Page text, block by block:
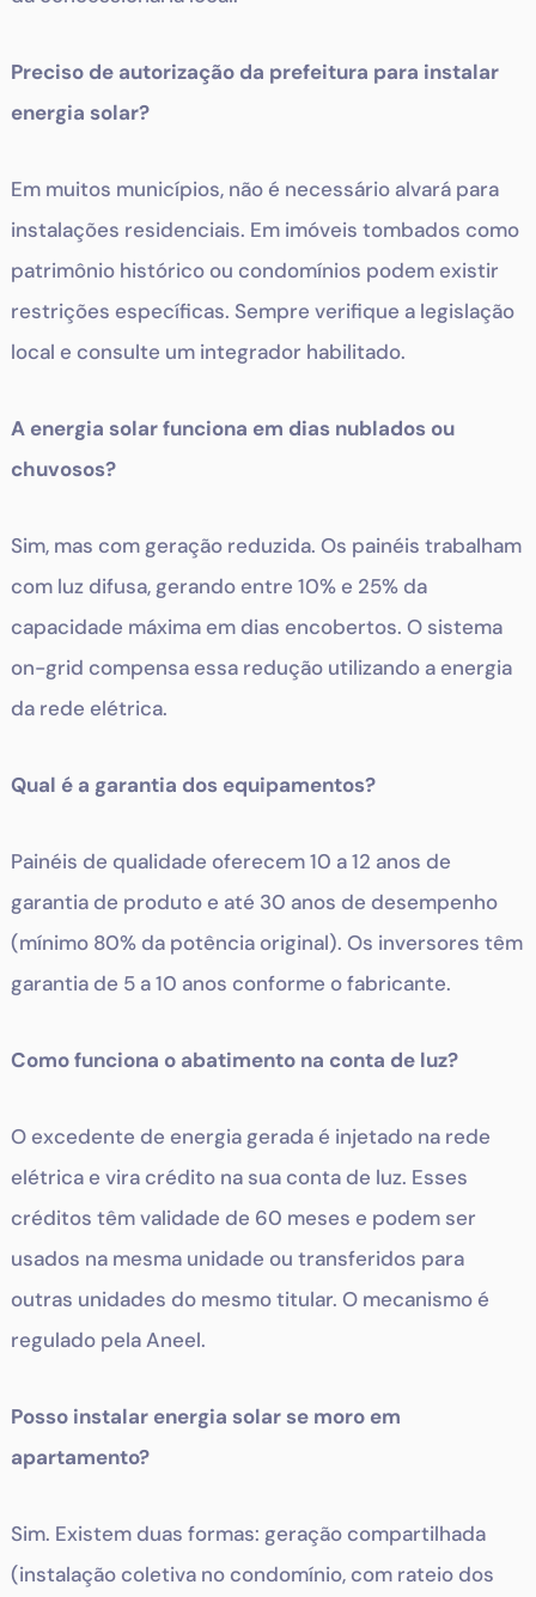
Preciso de autorização da prefeitura para instalar
energia solar?
Em muitos municípios, não é necessário alvará para
instalações residenciais. Em imóveis tombados como
patrimônio histórico ou condomínios podem existir
restrições específicas. Sempre verifique a legislação
local e consulte um integrador habilitado.
A energia solar funciona em dias nublados ou
chuvosos?
Sim, mas com geração reduzida. Os painéis trabalham
com luz difusa, gerando entre 10% e 25% da
capacidade máxima em dias encobertos. O sistema
on-grid compensa essa redução utilizando a energia
da rede elétrica.
Qual é a garantia dos equipamentos?
Painéis de qualidade oferecem 10 a 12 anos de
garantia de produto e até 30 anos de desempenho
(mínimo 80% da potência original). Os inversores têm
garantia de 5 a 10 anos conforme o fabricante.
Como funciona o abatimento na conta de luz?
O excedente de energia gerada é injetado na rede
elétrica e vira crédito na sua conta de luz. Esses
créditos têm validade de 60 meses e podem ser
usados na mesma unidade ou transferidos para
outras unidades do mesmo titular. O mecanismo é
regulado pela Aneel.
Posso instalar energia solar se moro em
apartamento?
Sim. Existem duas formas: geração compartilhada
(instalação coletiva no condomínio, com rateio dos